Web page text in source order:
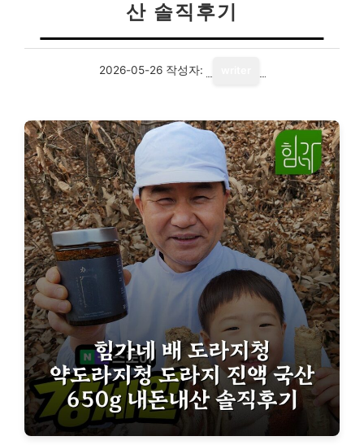
산 솔직후기
2026-05-26 작성자: